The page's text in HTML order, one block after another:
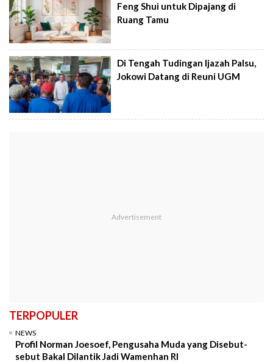
Feng Shui untuk Dipajang di
Ruang Tamu
Di Tengah Tudingan Ijazah Palsu,
Jokowi Datang di Reuni UGM
TERPOPULER
NEWS
Profil Norman Joesoef, Pengusaha Muda yang Disebut-
sebut Bakal Dilantik Jadi Wamenhan RI